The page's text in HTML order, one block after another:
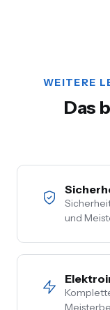
WEITERE
Das
und